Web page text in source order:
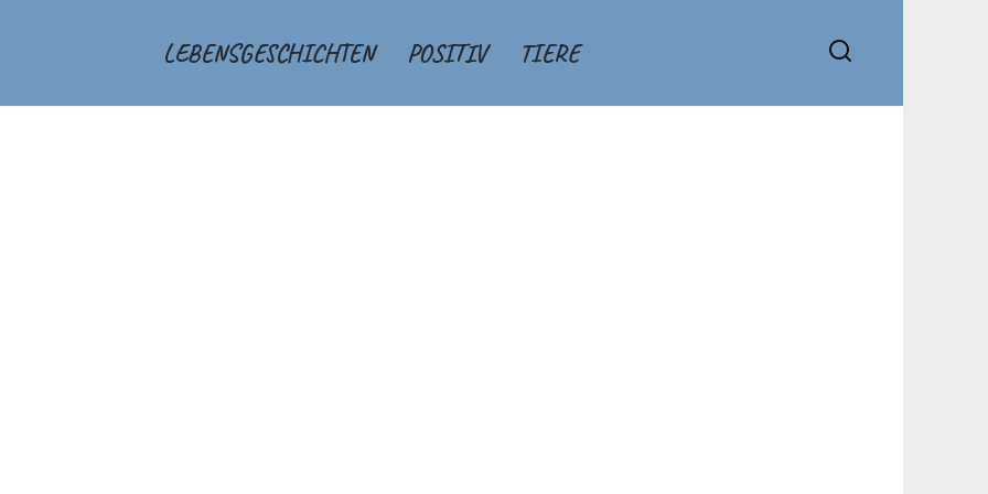
LEBENSGESCHICHTEN POSITIV TIERE